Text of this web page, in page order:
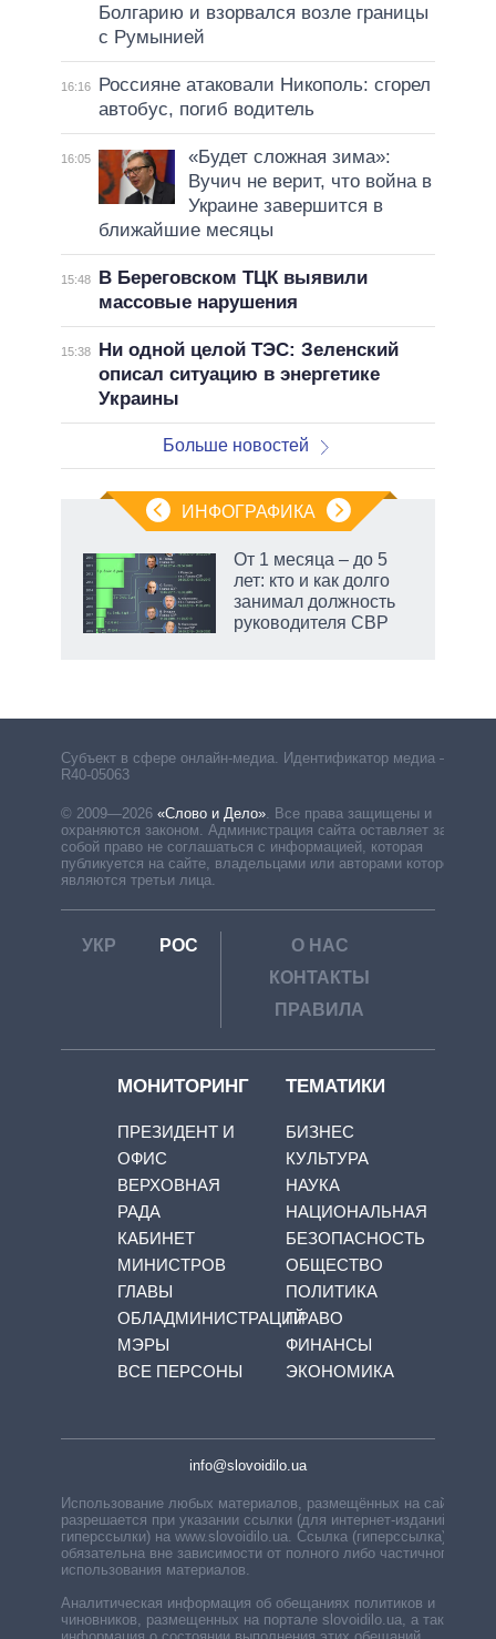
Болгарию и взорвался возле границы
с Румынией
16:16
Россияне атаковали Никополь: сгорел
автобус, погиб водитель
16:05
«Будет сложная зима»:
Вучич не верит, что война в
Украине завершится в
ближайшие месяцы
15:48
В Береговском ТЦК выявили
массовые нарушения
15:38
Ни одной целой ТЭС: Зеленский
описал ситуацию в энергетике
Украины
Больше новостей
ИНФОГРАФИКА
От 1 месяца – до 5
лет: кто и как долго
занимал должность
руководителя СВР
Субъект в сфере онлайн-медиа. Идентификатор медиа –
R40-05063
© 2009—2026 «Слово и Дело» Все права защищены и
охраняются законом. Администрация сайта оставляет за
собой право не соглашаться с информацией, которая
публикуется на сайте, владельцами или авторами которой
являются третьи лица.
УКР РОС
О НАС
КОНТАКТЫ
ПРАВИЛА
МОНИТОРИНГ
ПРЕЗИДЕНТ И
ОФИС
ВЕРХОВНАЯ
РАДА
КАБИНЕТ
МИНИСТРОВ
ГЛАВЫ
ОБЛАДМИНИСТРАЦИЙ
МЭРЫ
ВСЕ ПЕРСОНЫ
ТЕМАТИКИ
БИЗНЕС
КУЛЬТУРА
НАУКА
НАЦИОНАЛЬНАЯ
БЕЗОПАСНОСТЬ
ОБЩЕСТВО
ПОЛИТИКА
ПРАВО
ФИНАНСЫ
ЭКОНОМИКА
info@slovoidilo.ua
Использование любых материалов, размещённых на сайте,
разрешается при указании ссылки (для интернет-изданий —
гиперссылки) на www.slovoidilo.ua. Ссылка (гиперссылка)
обязательна вне зависимости от полного либо частичного
использования материалов.
Аналитическая информация об обещаниях политиков и
чиновников, размещенных на портале slovoidilo.ua, а также